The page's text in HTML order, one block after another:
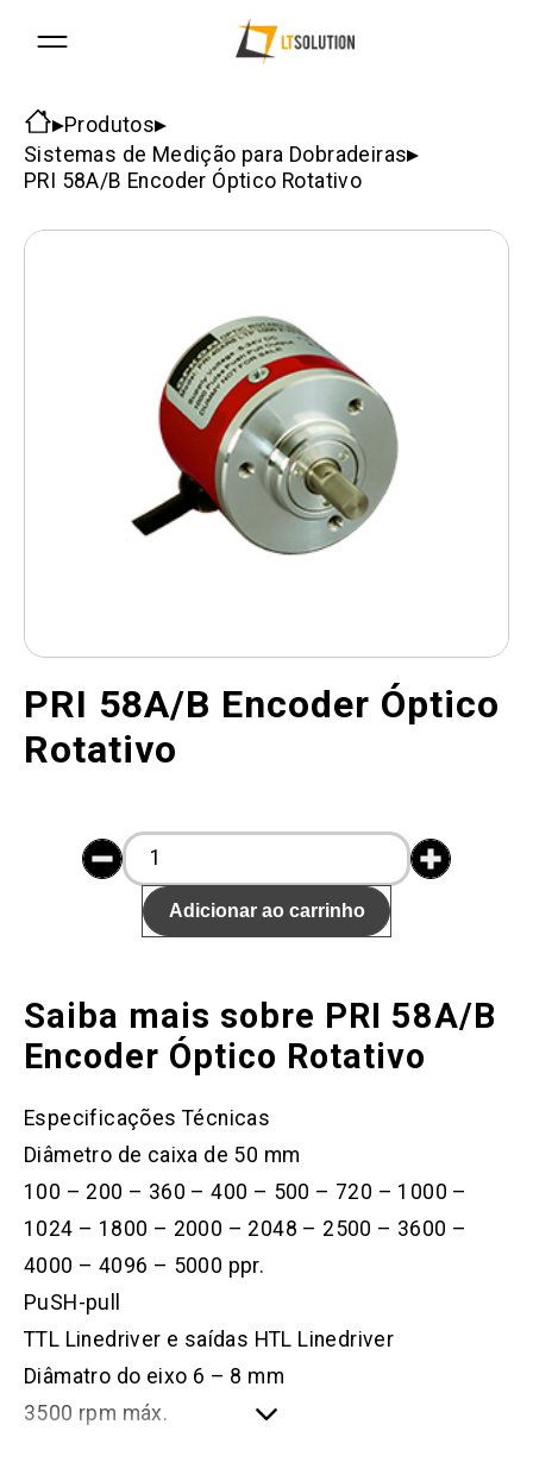
Produtos
Sistemas de Medição para Dobradeiras
PRI 58A/B Encoder Óptico Rotativo
PRI 58A/B Encoder Óptico
Rotativo
Adicionar ao carrinho
Saiba mais sobre PRI 58A/B
Encoder Óptico Rotativo
Especificações Técnicas
Diâmetro de caixa de 50 mm
100 – 200 – 360 – 400 – 500 – 720 – 1000 –
1024 – 1800 – 2000 – 2048 – 2500 – 3600 –
4000 – 4096 – 5000 ppr.
PuSH-pull
TTL Linedriver e saídas HTL Linedriver
Diâmatro do eixo 6 – 8 mm
3500 rpm máx.